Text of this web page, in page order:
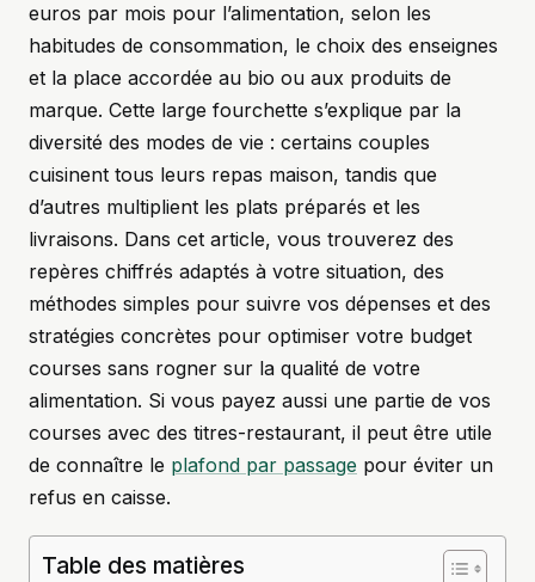
euros par mois pour l’alimentation, selon les
habitudes de consommation, le choix des enseignes
et la place accordée au bio ou aux produits de
marque. Cette large fourchette s’explique par la
diversité des modes de vie : certains couples
cuisinent tous leurs repas maison, tandis que
d’autres multiplient les plats préparés et les
livraisons. Dans cet article, vous trouverez des
repères chiffrés adaptés à votre situation, des
méthodes simples pour suivre vos dépenses et des
stratégies concrètes pour optimiser votre budget
courses sans rogner sur la qualité de votre
alimentation. Si vous payez aussi une partie de vos
courses avec des titres-restaurant, il peut être utile
de connaître le plafond par passage pour éviter un
refus en caisse.
Table des matières